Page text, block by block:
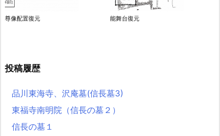
尊像配置復元 能舞台復元
投稿履歴
品川東海寺、沢庵墓(信長墓3)
東福寺南明院（信長の墓２）
信長の墓１